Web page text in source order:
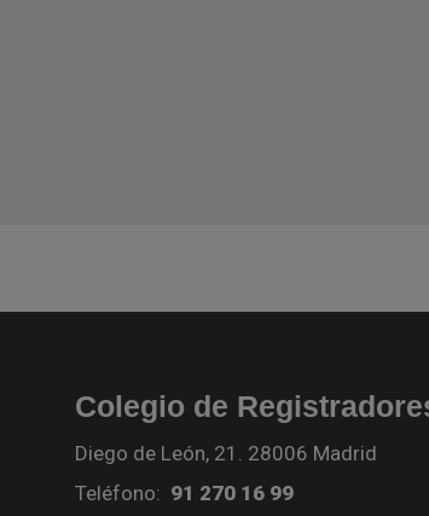
Colegio de
Diego de León, 21. 28006 Madrid
Teléfono: 91 270 16 99